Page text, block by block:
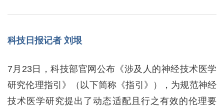
科技日报记者 刘垠
7月23日，科技部官网公布《涉及人的神经技术医学
研究伦理指引》（以下简称《指引》），为规范神经
技术医学研究提出了动态适配且行之有效的伦理要